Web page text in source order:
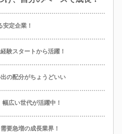
安定企業！
験スタートから活躍！
の配分がちょうどいい
広い世代が活躍中！
要急増の成長業界！